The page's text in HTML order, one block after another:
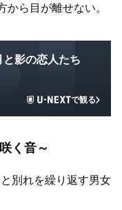
ら目が離せない。
と影の恋人たち
で観る
く音～
別れを繰り返す男女